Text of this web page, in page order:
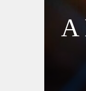
A